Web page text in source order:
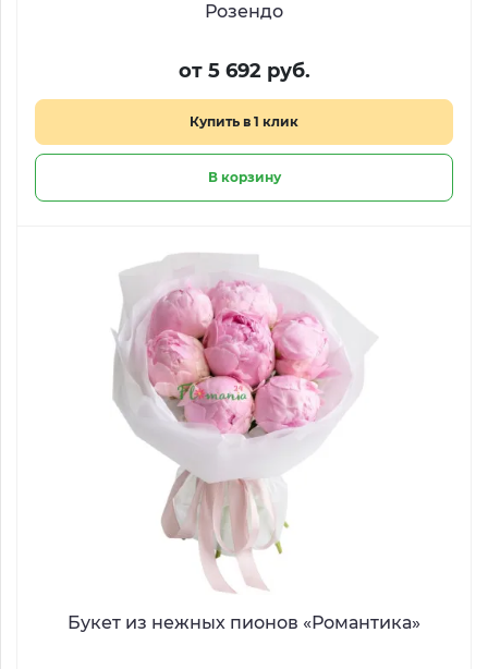
Розендо
от 5 692 руб.
Купить в 1 клик
В корзину
Букет из нежных пионов «Романтика»